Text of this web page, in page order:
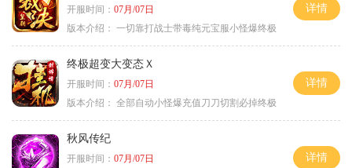
开服时间： 07月/07日
版本介绍： 一切靠打战士带毒纯元宝服小怪爆终极
详情
终极超变大变态Ｘ
开服时间： 07月/07日
版本介绍： 全部自动小怪爆充值刀刀切割必掉终极
详情
秋风传纪
开服时间： 07月/07日
详情